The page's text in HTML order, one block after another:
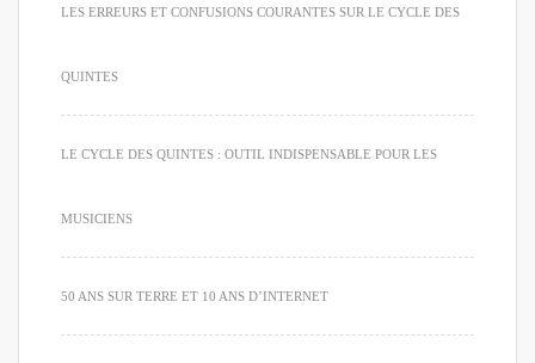
LES ERREURS ET CONFUSIONS COURANTES SUR LE CYCLE DES
QUINTES
LE CYCLE DES QUINTES : OUTIL INDISPENSABLE POUR LES
MUSICIENS
50 ANS SUR TERRE ET 10 ANS D’INTERNET